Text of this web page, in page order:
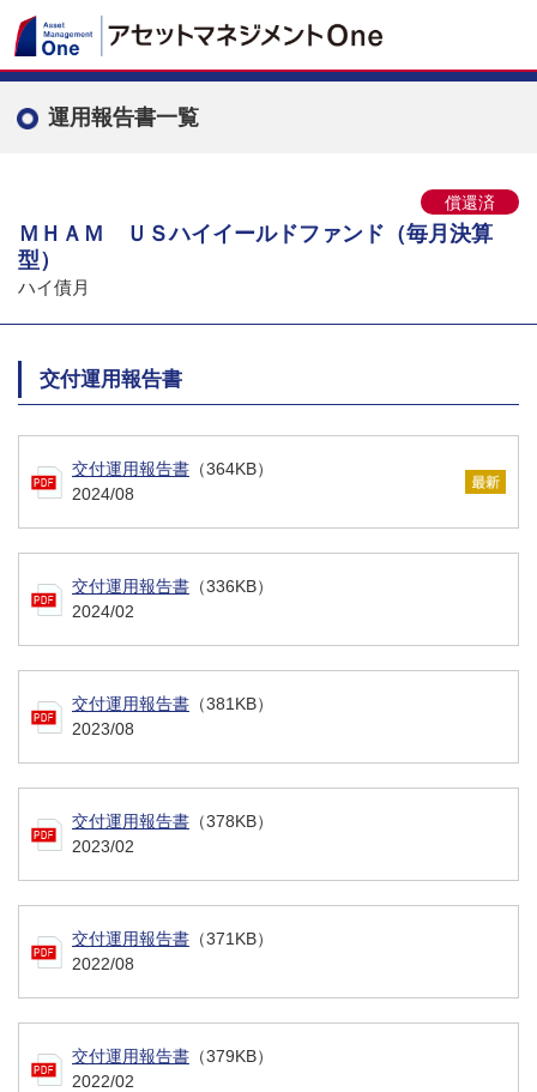
運用報告書一覧
償還済
ＭＨＡＭ ＵＳハイイールドファンド（毎月決算
型）
ハイ債月
交付運用報告書
交付運用報告書 （364KB）
2024/08
交付運用報告書 （336KB）
2024/02
交付運用報告書 （381KB）
2023/08
交付運用報告書 （378KB）
2023/02
交付運用報告書 （371KB）
2022/08
交付運用報告書 （379KB）
2022/02